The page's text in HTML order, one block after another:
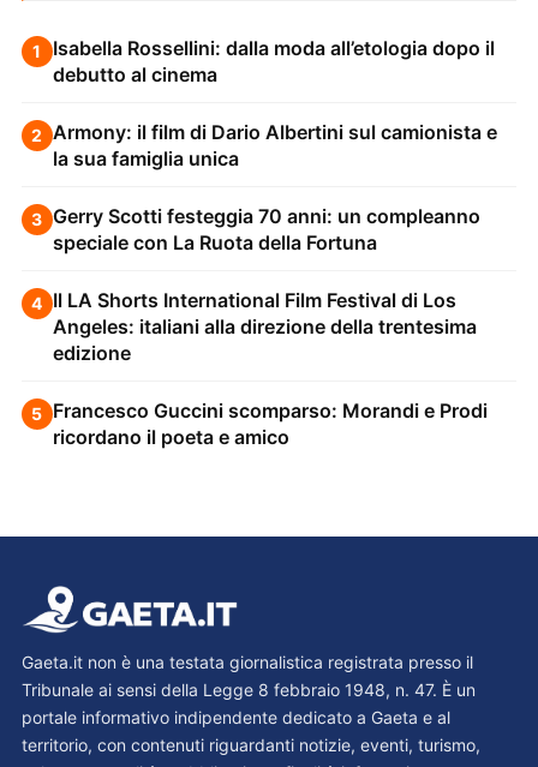
1
Isabella Rossellini: dalla moda all’etologia dopo il
debutto al cinema
2 Armony: il film di Dario Albertini sul camionista e
la sua famiglia unica
3 Gerry Scotti festeggia 70 anni: un compleanno
speciale con La Ruota della Fortuna
4 Il LA Shorts International Film Festival di Los
Angeles: italiani alla direzione della trentesima
edizione
5 Francesco Guccini scomparso: Morandi e Prodi
ricordano il poeta e amico
Gaeta.it non è una testata giornalistica registrata presso il
Tribunale ai sensi della Legge 8 febbraio 1948, n. 47. È un
portale informativo indipendente dedicato a Gaeta e al
territorio, con contenuti riguardanti notizie, eventi, turismo,